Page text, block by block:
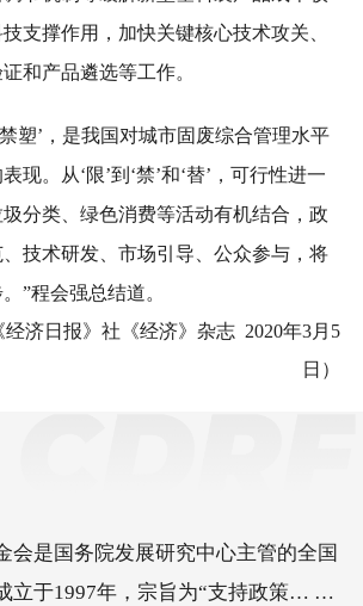
支撑作用，加快关键核心技术攻关、
和产品遴选等工作。
禁塑’，是我国对城市固废综合管理水平
现。从‘限’到‘禁’和‘替’，可行性进一
分类、绿色消费等活动有机结合，政
技术研发、市场引导、公众参与，将
”程会强总结道。
经济日报》社《经济》杂志 2020年3月5
日）
会是国务院发展研究中心主管的全国
于1997年，宗旨为“支持政策… 研